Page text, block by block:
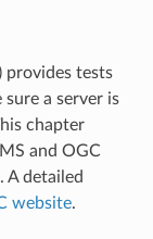
provides tests
a server is
chapter
and OGC
A detailed
website.